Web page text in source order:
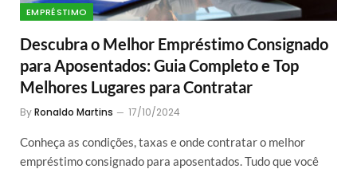
EMPRÉSTIMO
Descubra o Melhor Empréstimo Consignado
para Aposentados: Guia Completo e Top
Melhores Lugares para Contratar
ByRonaldo Martins 17/10/2024
Conheça as condições, taxas e onde contratar o melhor
empréstimo consignado para aposentados. Tudo que você